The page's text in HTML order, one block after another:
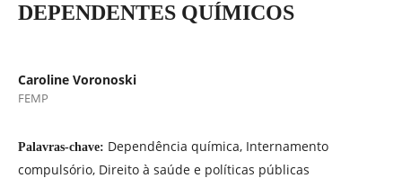
DEPENDENTES QUÍMICOS
Caroline Voronoski
FEMP
Palavras-chave: Dependência química, Internamento
compulsório, Direito à saúde e políticas públicas